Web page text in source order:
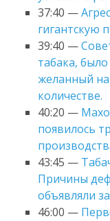
37:40 —
гигантскую
39:40 —
табака,
желанный
количестве.
40:20 —
появилось
43:45 —
Причины
объявляли
46:00 —